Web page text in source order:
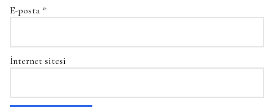
E-posta *
İnternet sitesi